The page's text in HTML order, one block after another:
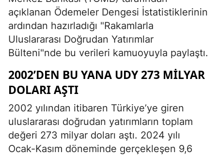
açıklanan Ödemeler Dengesi İstatistiklerinin
ardından hazırladığı "Rakamlarla
Uluslararası Doğrudan Yatırımlar
Bülteni"nde bu verileri kamuoyuyla paylaştı.
2002’DEN BU YANA UDY 273 MILYAR
DOLARI AŞTI
2002 yılından itibaren Türkiye’ye giren
uluslararası doğrudan yatırımların toplam
değeri 273 milyar doları aştı. 2024 yılı
Ocak-Kasım döneminde gerçekleşen 9,6